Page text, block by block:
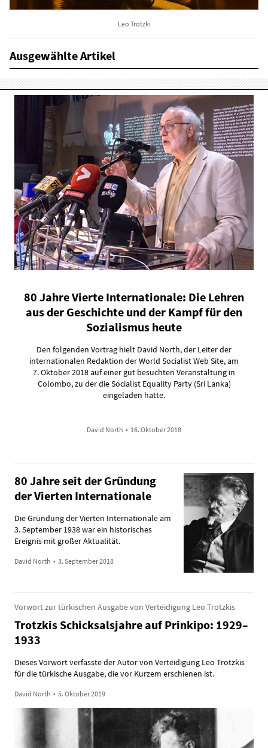
Leo Trotzki
Ausgewählte Artikel
80 Jahre Vierte Internationale: Die Lehren
aus der Geschichte und der Kampf für den
Sozialismus heute
Den folgenden Vortrag hielt David North, der Leiter der
internationalen Redaktion der World Socialist Web Site, am
7. Oktober 2018 auf einer gut besuchten Veranstaltung in
Colombo, zu der die Socialist Equality Party (Sri Lanka)
eingeladen hatte.
David North • 16. Oktober 2018
80 Jahre seit der Gründung
der Vierten Internationale
Die Gründung der Vierten Internationale am
3. September 1938 war ein historisches
Ereignis mit großer Aktualität.
David North • 3. September 2018
Vorwort zur türkischen Ausgabe von Verteidigung Leo Trotzkis
Trotzkis Schicksalsjahre auf Prinkipo: 1929–
1933
Dieses Vorwort verfasste der Autor von Verteidigung Leo Trotzkis
für die türkische Ausgabe, die vor Kurzem erschienen ist.
David North • 5. Oktober 2019